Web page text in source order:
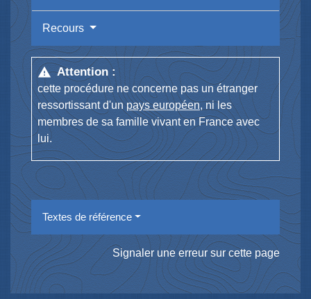
Recours
warning Attention :
cette procédure ne concerne pas un étranger
ressortissant d'unpays européen, ni les
membres de sa famille vivant en France avec
lui.
Textes de référence
Signaler une erreur sur cette page